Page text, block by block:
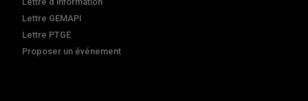
Lettre GEMAPI
Lettre PTGE
Proposer un événement